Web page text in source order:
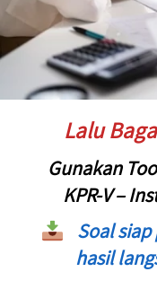
Lalu
Gunakan
KPR-V –
Soal
hasil